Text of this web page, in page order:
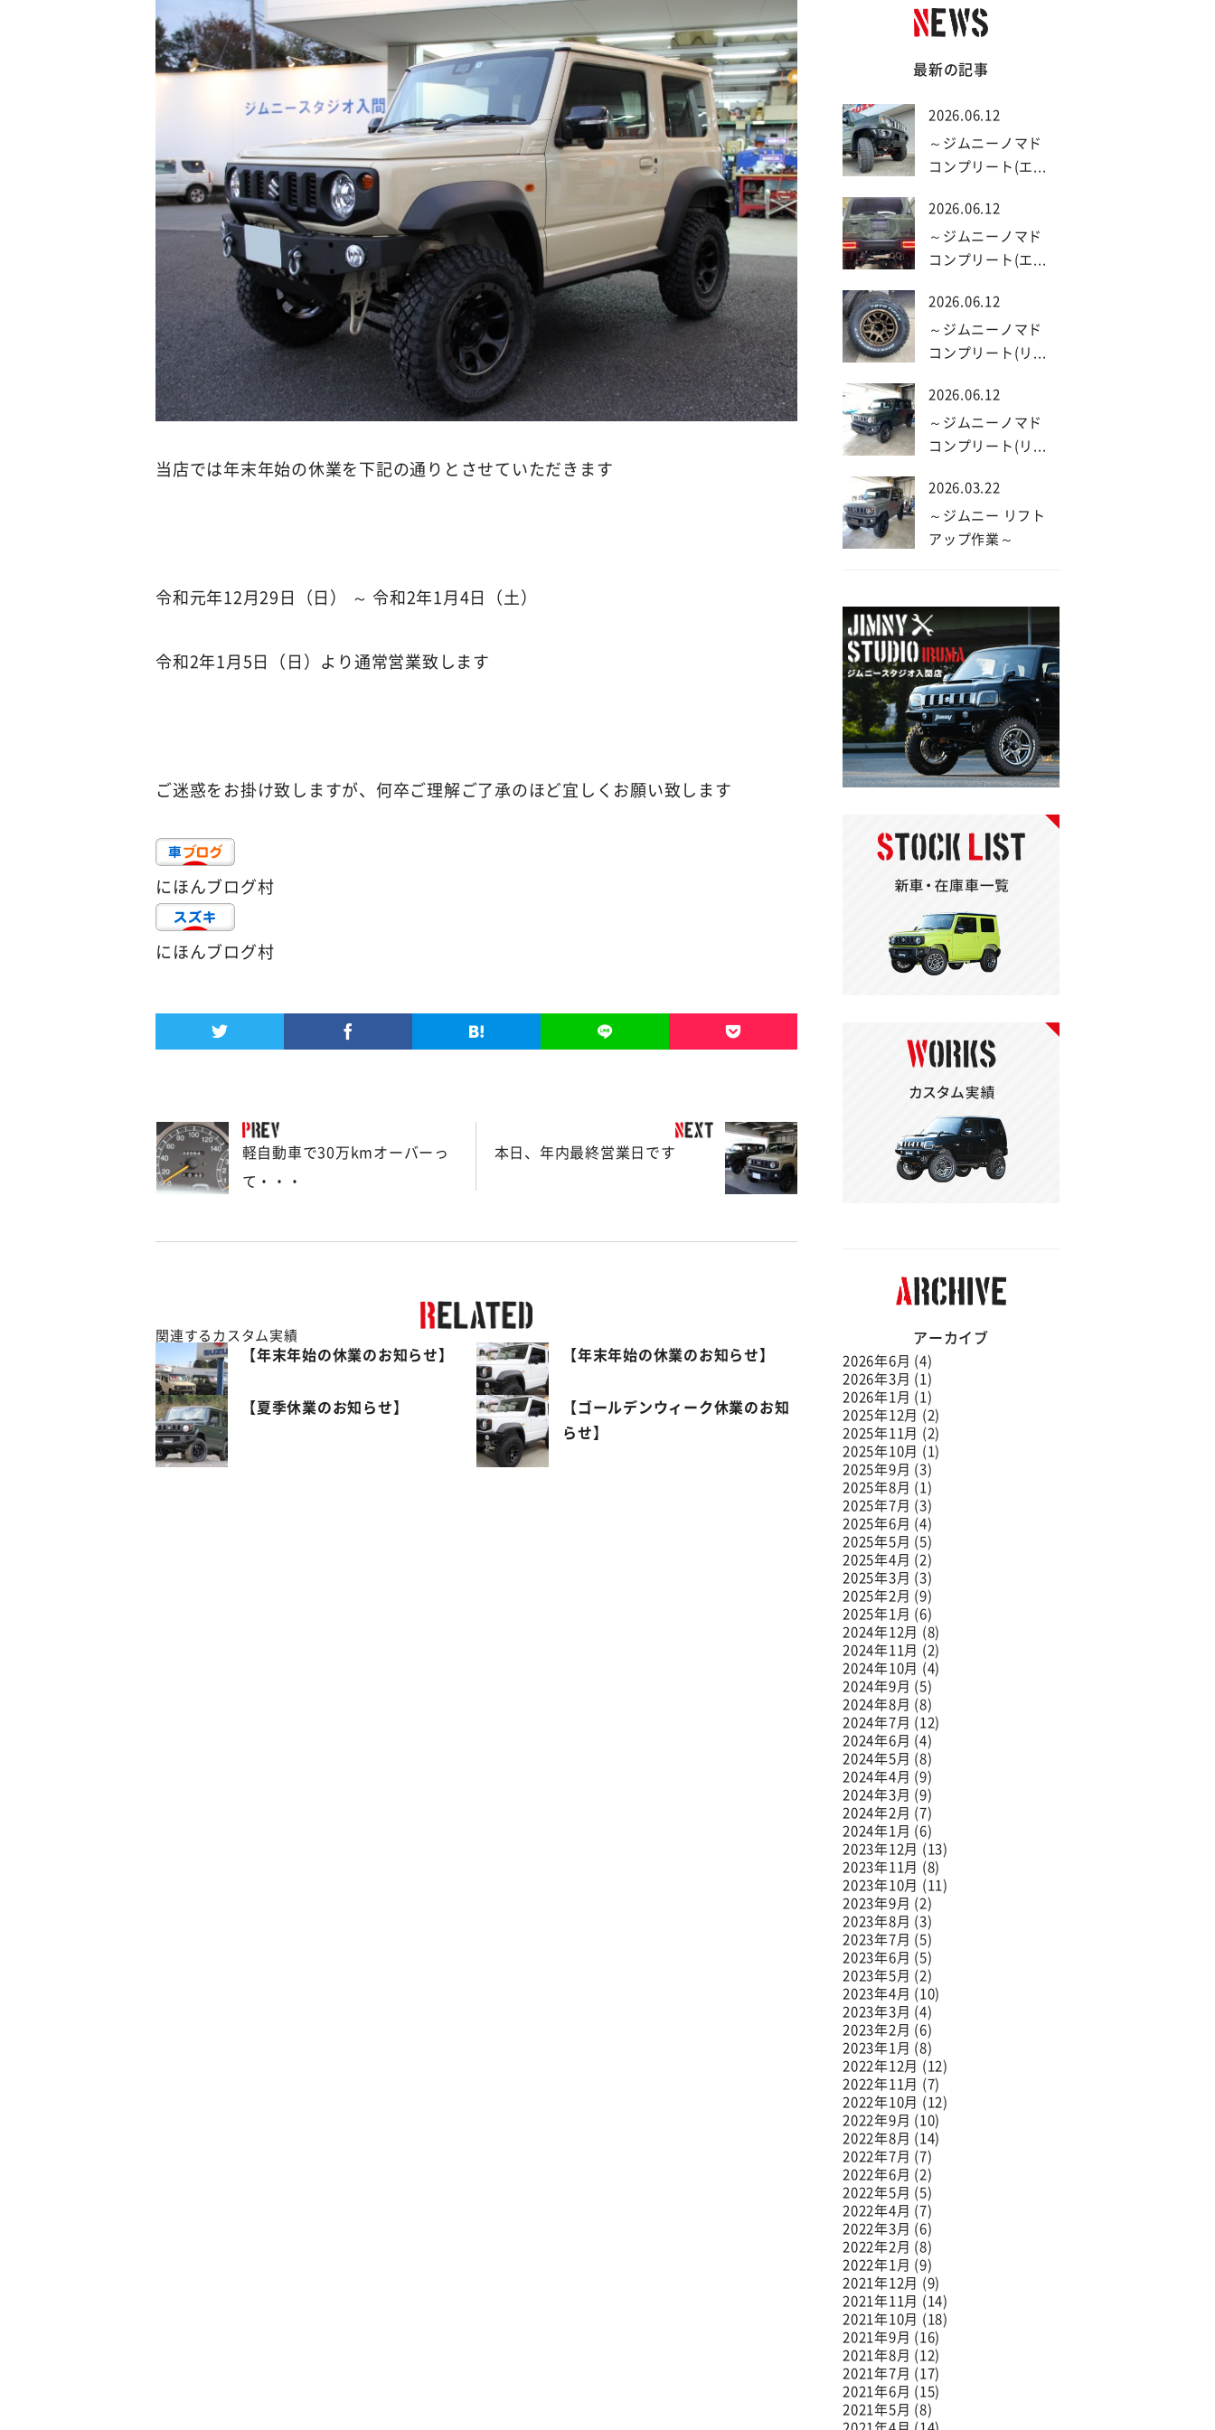
当店では年末年始の休業を下記の通りとさせていただきます
令和元年12月29日（日） ～ 令和2年1月4日（土）
令和2年1月5日（日）より通常営業致します
ご迷惑をお掛け致しますが、何卒ご理解ご了承のほど宜しくお願い致します
にほんブログ村
にほんブログ村
軽自動車で30万kmオーバーっ
て・・・
本日、年内最終営業日です
関連するカスタム実績
【年末年始の休業のお知らせ】 【年末年始の休業のお知らせ】
【夏季休業のお知らせ】
【ゴールデンウィーク休業のお知
らせ】
最新の記事
2026.06.12
～ジムニーノマド
コンプリート(エ...
2026.06.12
～ジムニーノマド
コンプリート(エ...
2026.06.12
～ジムニーノマド
コンプリート(リ...
2026.06.12
～ジムニーノマド
コンプリート(リ...
2026.03.22
～ジムニー リフト
アップ作業～
アーカイブ
2026年6月 (4)
2026年3月 (1)
2026年1月 (1)
2025年12月 (2)
2025年11月 (2)
2025年10月 (1)
2025年9月 (3)
2025年8月 (1)
2025年7月 (3)
2025年6月 (4)
2025年5月 (5)
2025年4月 (2)
2025年3月 (3)
2025年2月 (9)
2025年1月 (6)
2024年12月 (8)
2024年11月 (2)
2024年10月 (4)
2024年9月 (5)
2024年8月 (8)
2024年7月 (12)
2024年6月 (4)
2024年5月 (8)
2024年4月 (9)
2024年3月 (9)
2024年2月 (7)
2024年1月 (6)
2023年12月 (13)
2023年11月 (8)
2023年10月 (11)
2023年9月 (2)
2023年8月 (3)
2023年7月 (5)
2023年6月 (5)
2023年5月 (2)
2023年4月 (10)
2023年3月 (4)
2023年2月 (6)
2023年1月 (8)
2022年12月 (12)
2022年11月 (7)
2022年10月 (12)
2022年9月 (10)
2022年8月 (14)
2022年7月 (7)
2022年6月 (2)
2022年5月 (5)
2022年4月 (7)
2022年3月 (6)
2022年2月 (8)
2022年1月 (9)
2021年12月 (9)
2021年11月 (14)
2021年10月 (18)
2021年9月 (16)
2021年8月 (12)
2021年7月 (17)
2021年6月 (15)
2021年5月 (8)